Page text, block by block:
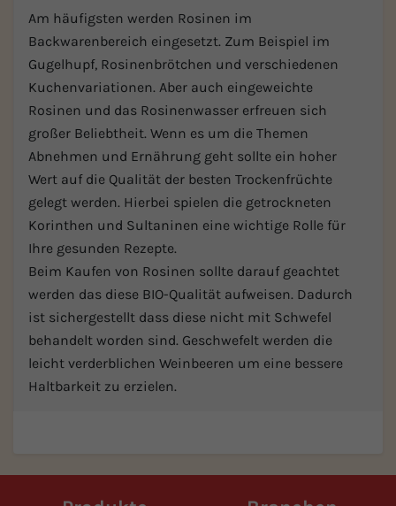
Am häufigsten werden Rosinen im
Backwarenbereich eingesetzt. Zum Beispiel im
Gugelhupf, Rosinenbrötchen und verschiedenen
Kuchenvariationen. Aber auch eingeweichte
Rosinen und das Rosinenwasser erfreuen sich
großer Beliebtheit. Wenn es um die Themen
Abnehmen und Ernährung geht sollte ein hoher
Wert auf die Qualität der besten Trockenfrüchte
gelegt werden. Hierbei spielen die getrockneten
Korinthen und Sultaninen eine wichtige Rolle für
Ihre gesunden Rezepte.
Beim Kaufen von Rosinen sollte darauf geachtet
werden das diese BIO-Qualität aufweisen. Dadurch
ist sichergestellt dass diese nicht mit Schwefel
behandelt worden sind. Geschwefelt werden die
leicht verderblichen Weinbeeren um eine bessere
Haltbarkeit zu erzielen.